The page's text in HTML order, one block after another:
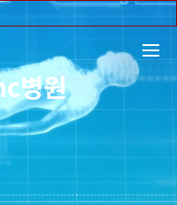
for foreach()
views/mobile/
views/mobile/
병원